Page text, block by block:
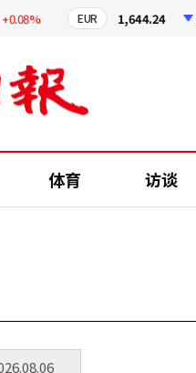
EUR 1,644.24
体育 访谈